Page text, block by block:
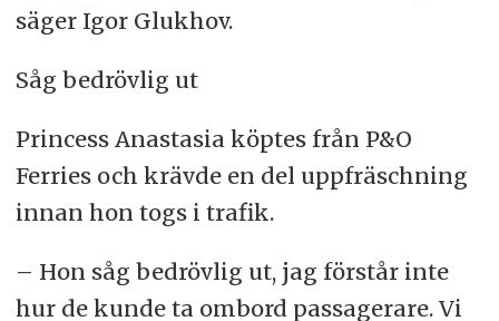
säger Igor Glukhov.
Såg bedrövlig ut
Princess Anastasia köptes från P&O
Ferries och krävde en del uppfräschning
innan hon togs i trafik.
– Hon såg bedrövlig ut, jag förstår inte
hur de kunde ta ombord passagerare. Vi